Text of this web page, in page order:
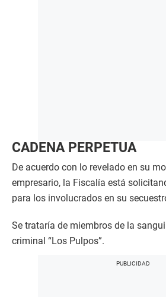
CADENA PERPETUA
De acuerdo con lo revelado en su
empresario, la Fiscalía está
para los involucrados en su
Se trataría de miembros de la
criminal “Los Pulpos”.